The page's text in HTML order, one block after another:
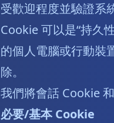
受歡迎程度並驗證系
Cookie 可以是“持久
的個人電腦或行動裝
除。
我們將會話 Cookie
必要/基本 Cookie